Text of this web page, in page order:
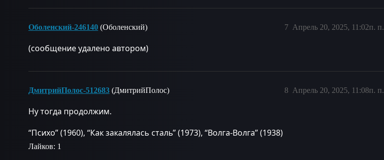
Оболенский-246140 (Оболенский) Апрель 20, 2025, 11:02п. п.
7
(сообщение удалено автором)
ДмитрийПолос-512683 (ДмитрийПолос) Апрель 20, 2025, 11:08п. п.
8
Ну тогда продолжим.
“Психо” (1960), “Как закалялась сталь” (1973), “Волга-Волга” (1938)
Лайков: 1